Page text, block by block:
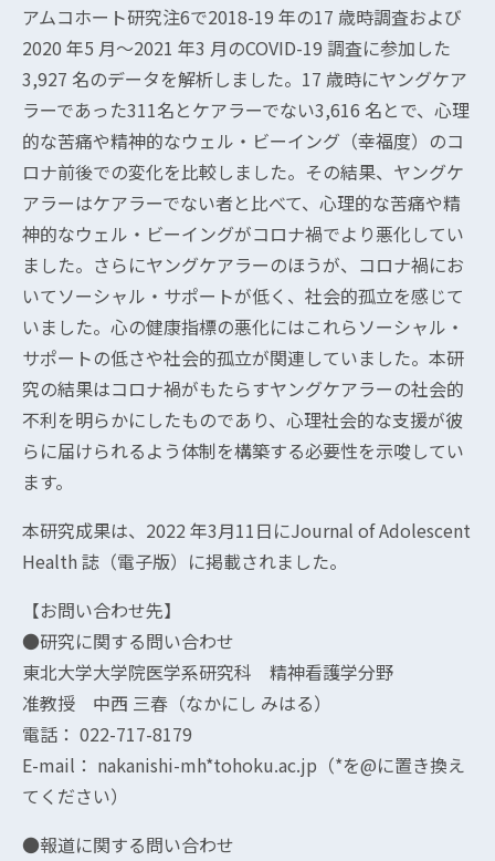
アムコホート研究注6で2018-19 年の17 歳時調査および
2020 年5 月～2021 年3 月のCOVID-19 調査に参加した
3,927 名のデータを解析しました。17 歳時にヤングケア
ラーであった311名とケアラーでない3,616 名とで、心理
的な苦痛や精神的なウェル・ビーイング（幸福度）のコ
ロナ前後での変化を比較しました。その結果、ヤングケ
アラーはケアラーでない者と比べて、心理的な苦痛や精
神的なウェル・ビーイングがコロナ禍でより悪化してい
ました。さらにヤングケアラーのほうが、コロナ禍にお
いてソーシャル・サポートが低く、社会的孤立を感じて
いました。心の健康指標の悪化にはこれらソーシャル・
サポートの低さや社会的孤立が関連していました。本研
究の結果はコロナ禍がもたらすヤングケアラーの社会的
不利を明らかにしたものであり、心理社会的な支援が彼
らに届けられるよう体制を構築する必要性を示唆してい
ます。
本研究成果は、2022 年3月11日にJournal of Adolescent
Health 誌（電子版）に掲載されました。
【お問い合わせ先】
●研究に関する問い合わせ
東北大学大学院医学系研究科 精神看護学分野
准教授 中西 三春（なかにし みはる）
電話： 022-717-8179
E-mail： nakanishi-mh*tohoku.ac.jp（*を@に置き換え
てください）
●報道に関する問い合わせ